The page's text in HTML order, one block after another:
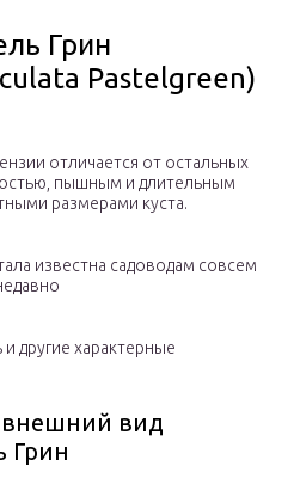
Грин
Pastelgreen)
отличается от остальных
пышным и длительным
размерами куста.
известна садоводам совсем
другие характерные
вид
Грин